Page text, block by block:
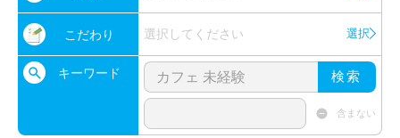
こだわり 選択してください 選択
キーワード 検索
含まない